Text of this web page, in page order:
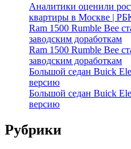
Аналитики оценили
квартиры в Москве |
Ram 1500 Rumble Bee
заводским доработкам
Ram 1500 Rumble Bee
заводским доработкам
Большой седан Buick
версию
Большой седан Buick
версию
Рубрики